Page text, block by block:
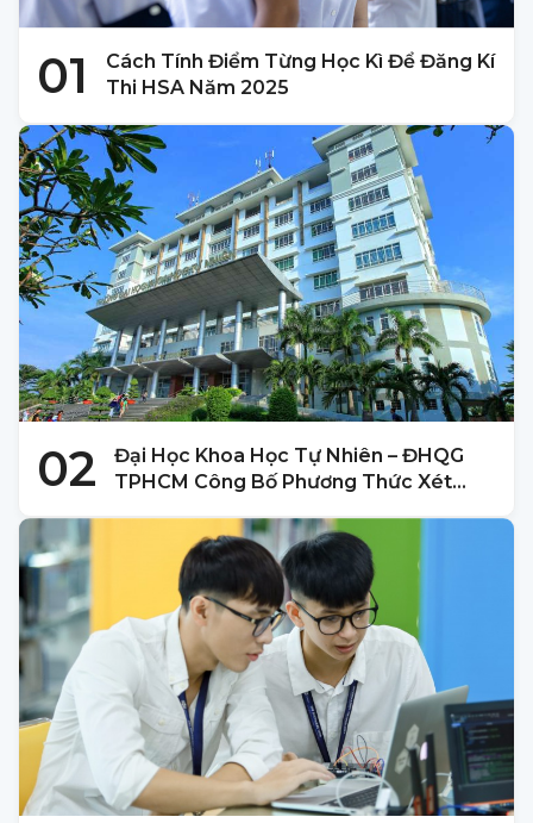
01
Cách Tính Điểm Từng Học Kì Để Đăng Kí
Thi HSA Năm 2025
02
Đại Học Khoa Học Tự Nhiên – ĐHQG
TPHCM Công Bố Phương Thức Xét